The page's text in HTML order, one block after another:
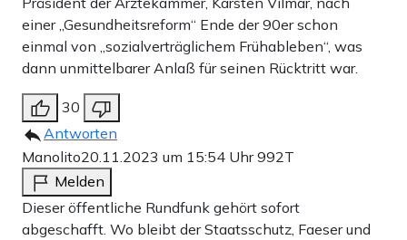
einer „Gesundheitsreform“ Ende der 90er schon
einmal von „sozialverträglichem Frühableben“, was
dann unmittelbarer Anlaß für seinen Rücktritt war.
30
Antworten
Manolito20.11.2023 um 15:54 Uhr992T
Melden
Dieser öffentliche Rundfunk gehört sofort
abgeschafft. Wo bleibt der Staatsschutz, Faeser und